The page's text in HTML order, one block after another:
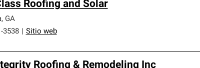
Roofing and Solar
, GA
3538
Sitio web
Roofing & Remodeling Inc